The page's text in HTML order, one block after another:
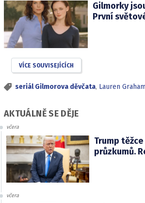
Gilmorky
První
VÍCE SOUVISEJÍCÍCH
seriál Gilmorova děvčata, Lauren Graham
AKTUÁLNĚ SE DĚJE
včera
Trump
průzkumů.
včera